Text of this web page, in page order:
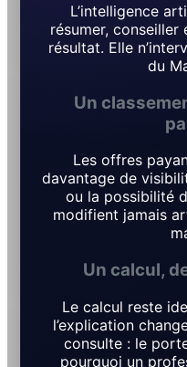
L’intelligence
résumer,
résultat. Elle
du
Un
Les offres
davantage de
ou la possibilité
modifient jamais
Un calcul,
Le calcul reste
l’explication
consulte : le
pourquoi un